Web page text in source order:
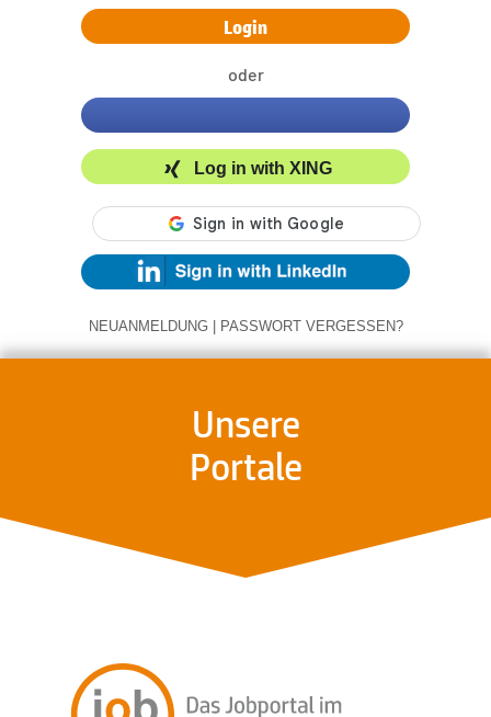
oder
Log in with XING
NEUANMELDUNG | PASSWORT VERGESSEN?
Unsere
Portale